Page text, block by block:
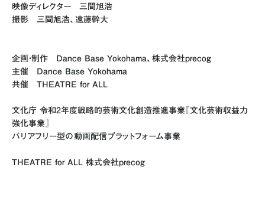
映像ディレクター 三間旭浩
撮影 三間旭浩、遠藤幹大
企画・制作 Dance Base Yokohama、株式会社precog
主催 Dance Base Yokohama
共催 THEATRE for ALL
文化庁 令和2年度戦略的芸術文化創造推進事業『文化芸術収益力
強化事業』
バリアフリー型の動画配信プラットフォーム事業
THEATRE for ALL 株式会社precog